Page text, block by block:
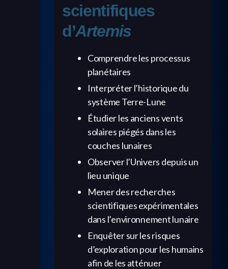
scientifiques
d’Artemis
Comprendre les processus
planétaires
Interpréter l’historique du
système Terre-Lune
Étudier les anciens vents
solaires piégés dans les
couches lunaires
Observer l’Univers depuis un
lieu unique
Mener des recherches
scientifiques expérimentales
dans l’environnement lunaire
Enquêter sur les risques
d’exploration pour les humains
afin de les atténuer